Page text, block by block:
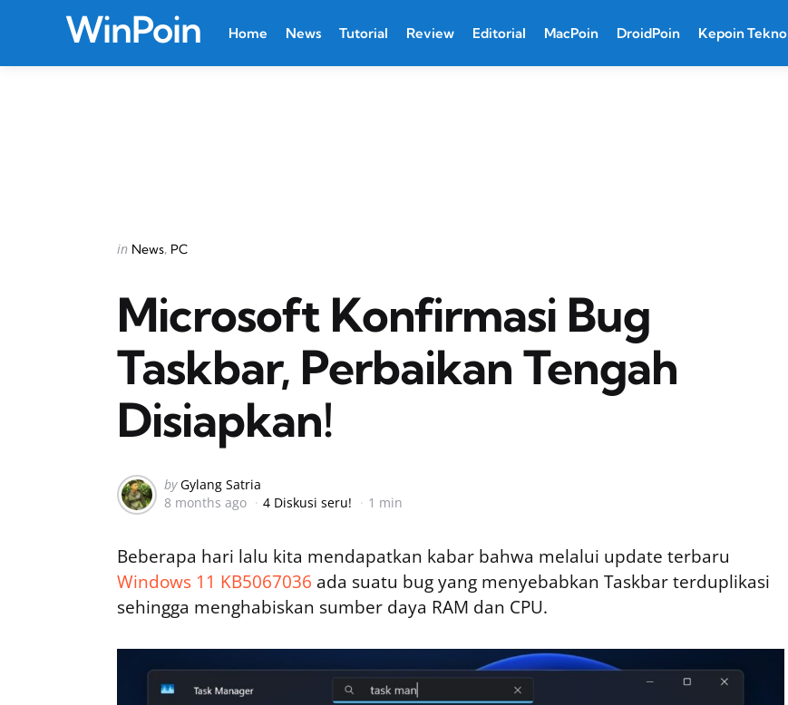
WinPoin Home News Tutorial Review Editorial MacPoin DroidPoin Kepoin Tekno
Categories
Posted
in News PC
Microsoft Konfirmasi Bug
Taskbar, Perbaikan Tengah
Disiapkan!
Posted
by
by Gylang Satria
8 months ago
4 Diskusi seru! 1 min
Beberapa hari lalu kita mendapatkan kabar bahwa melalui update terbaru
Windows 11 KB5067036 ada suatu bug yang menyebabkan Taskbar terduplikasi
sehingga menghabiskan sumber daya RAM dan CPU.